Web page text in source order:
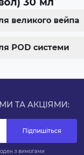
великого вейпа
POD системи
ТА АКЦІЯМИ:
Підпишіться
з вимогами